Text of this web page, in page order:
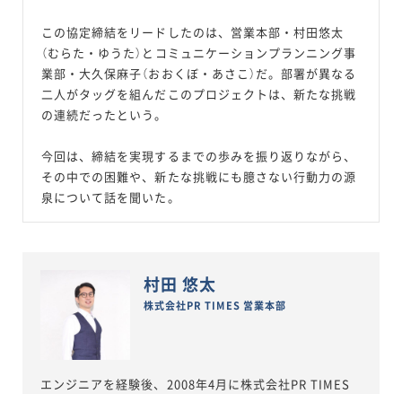
この協定締結をリードしたのは、営業本部・村田悠太
（むらた・ゆうた）とコミュニケーションプランニング事
業部・大久保麻子（おおくぼ・あさこ）だ。部署が異なる
二人がタッグを組んだこのプロジェクトは、新たな挑戦
の連続だったという。
今回は、締結を実現するまでの歩みを振り返りながら、
その中での困難や、新たな挑戦にも臆さない行動力の源
泉について話を聞いた。
村田 悠太
株式会社PR TIMES 営業本部
エンジニアを経験後、2008年4月に株式会社PR TIMES